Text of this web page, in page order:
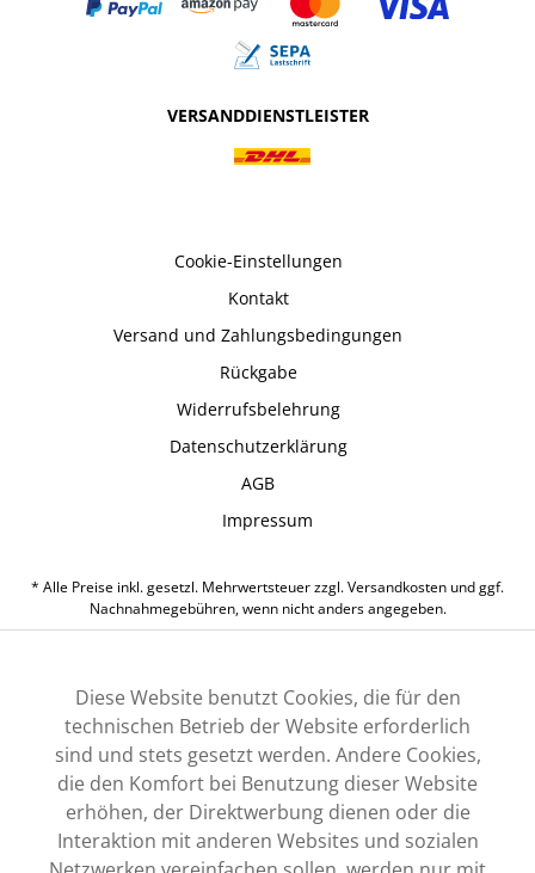
VERSANDDIENSTLEISTER
Cookie-Einstellungen
Kontakt
Versand und Zahlungsbedingungen
Rückgabe
Widerrufsbelehrung
Datenschutzerklärung
AGB
Impressum
* Alle Preise inkl. gesetzl. Mehrwertsteuer zzgl.Versandkosten und ggf.
Nachnahmegebühren, wenn nicht anders angegeben.
Diese Website benutzt Cookies, die für den
technischen Betrieb der Website erforderlich
sind und stets gesetzt werden. Andere Cookies,
die den Komfort bei Benutzung dieser Website
erhöhen, der Direktwerbung dienen oder die
Interaktion mit anderen Websites und sozialen